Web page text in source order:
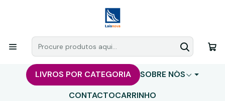
LIVROS POR CATEGORIA
SOBRE NÓS
CONTACTOCARRINHO